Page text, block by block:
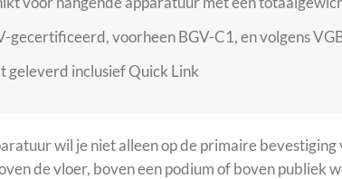
gecertificeerd, voorheen BGV-C1, en volgens
geleverd inclusief Quick Link
wil je niet alleen op de primaire
de vloer, boven een podium of boven